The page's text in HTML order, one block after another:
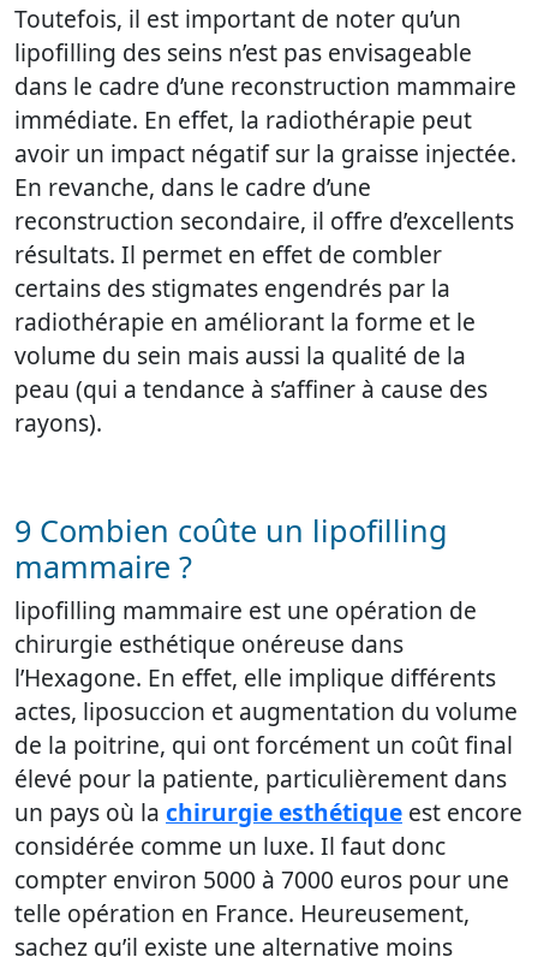
Toutefois, il est important de noter qu’un
lipofilling des seins n’est pas envisageable
dans le cadre d’une reconstruction mammaire
immédiate. En effet, la radiothérapie peut
avoir un impact négatif sur la graisse injectée.
En revanche, dans le cadre d’une
reconstruction secondaire, il offre d’excellents
résultats. Il permet en effet de combler
certains des stigmates engendrés par la
radiothérapie en améliorant la forme et le
volume du sein mais aussi la qualité de la
peau (qui a tendance à s’affiner à cause des
rayons).
9 Combien coûte un lipofilling
mammaire ?
lipofilling mammaire est une opération de
chirurgie esthétique onéreuse dans
l’Hexagone. En effet, elle implique différents
actes, liposuccion et augmentation du volume
de la poitrine, qui ont forcément un coût final
élevé pour la patiente, particulièrement dans
un pays où la chirurgie esthétique est encore
considérée comme un luxe. Il faut donc
compter environ 5000 à 7000 euros pour une
telle opération en France. Heureusement,
sachez qu’il existe une alternative moins